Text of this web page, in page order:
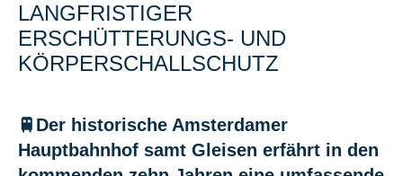
LANGFRISTIGER
ERSCHÜTTERUNGS- UND
KÖRPERSCHALLSCHUTZ
🚆Der historische Amsterdamer
Hauptbahnhof samt Gleisen erfährt in den